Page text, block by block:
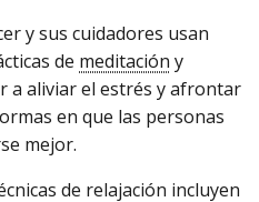
y sus cuidadores usan
de meditación y
a aliviar el estrés y afrontar
en que las personas
mejor.
de relajación incluyen